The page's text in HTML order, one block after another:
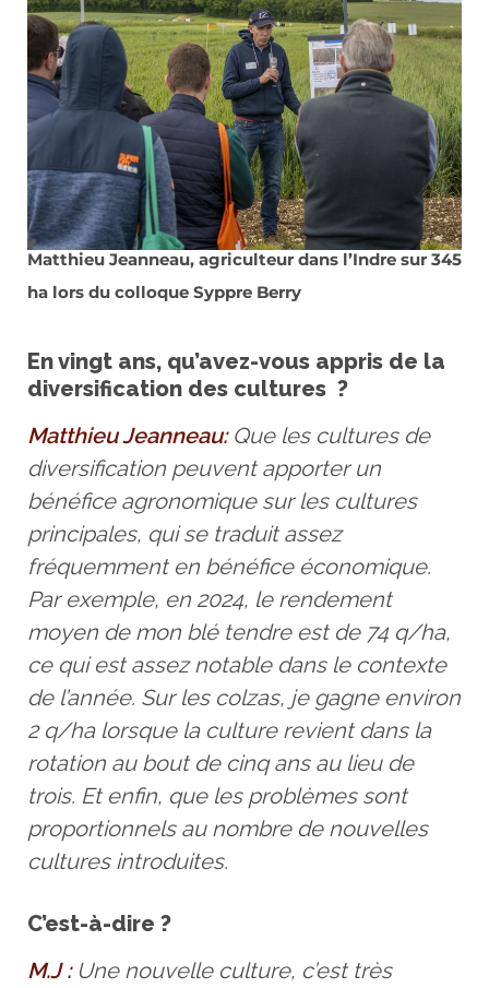
Matthieu Jeanneau, agriculteur dans l’Indre sur 345
ha lors du colloque Syppre Berry
En vingt ans, qu’avez-vous appris de la
diversification des cultures ?
Matthieu Jeanneau:Que les cultures de
diversification peuvent apporter un
bénéfice agronomique sur les cultures
principales, qui se traduit assez
fréquemment en bénéfice économique.
Par exemple, en 2024, le rendement
moyen de mon blé tendre est de 74 q/ha,
ce qui est assez notable dans le contexte
de l’année. Sur les colzas, je gagne environ
2 q/ha lorsque la culture revient dans la
rotation au bout de cinq ans au lieu de
trois. Et enfin, que les problèmes sont
proportionnels au nombre de nouvelles
cultures introduites.
C’est-à-dire ?
M.J :Une nouvelle culture, c’est très